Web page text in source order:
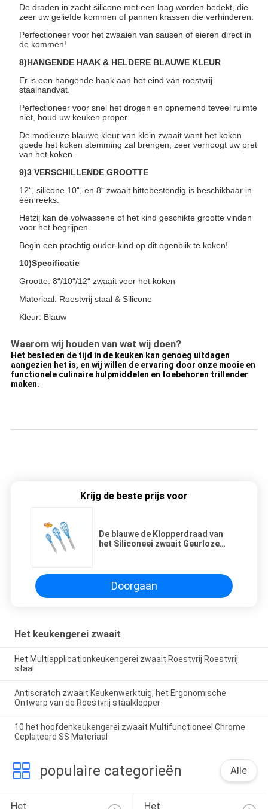
De draden in zacht silicone met een laag worden bedekt, die
zeer uw geliefde kommen of pannen krassen die verhinderen.
Perfectioneer voor het zwaaien van sausen of eieren direct in
de kommen!
8)HANGENDE HAAK & HELDERE BLAUWE KLEUR
Er is een hangende haak aan het eind van roestvrij
staalhandvat.
Perfectioneer voor snel het drogen en opnemend teveel ruimte
niet, houd uw keuken proper.
De modieuze blauwe kleur van klein zwaait want het koken
goede het koken stemming zal brengen, zeer verhoogt uw pret
van het koken.
9)3 VERSCHILLENDE GROOTTE
12“, silicone 10“, en 8“ zwaait hittebestendig is beschikbaar in
één reeks.
Hetzij kan de volwassene of het kind geschikte grootte vinden
voor het begrijpen.
Begin een prachtig ouder-kind op dit ogenblik te koken!
10)Specificatie
Grootte: 8“/10“/12“ zwaait voor het koken
Materiaal: Roestvrij staal & Silicone
Kleur: Blauw
Waarom wij houden van wat wij doen?
Het besteden de tijd in de keuken kan genoeg uitdagen
aangezien het is, en wij willen de ervaring door onze mooie en
functionele culinaire hulpmiddelen en toebehoren trillender
maken.
Krijg de beste prijs voor
De blauwe de Klopperdraad van
het Siliconeei zwaait Geurloze
Doorgaan
Het keukengerei zwaait
Het Multiapplicationkeukengerei zwaait Roestvrij Roestvrij
staal
Antiscratch zwaait Keukenwerktuig, het Ergonomische
Ontwerp van de Roestvrij staalklopper
10 het hoofdenkeukengerei zwaait Multifunctioneel Chrome
Geplateerd SS Materiaal
populaire categorieën Alle
Het Het